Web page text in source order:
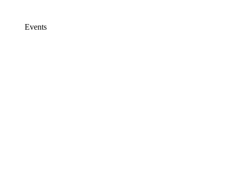
Events